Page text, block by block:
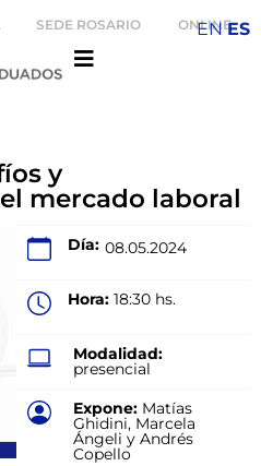
SEDE ROSARIO ONLINE
y
mercado laboral
Día: 08.05.2024
Hora: 18:30 hs.
Modalidad:
presencial
Expone: Matías
Ghidini, Marcela
Ángeli y Andrés
Copello
EN ES